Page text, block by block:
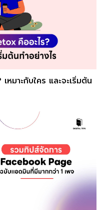
มาะกับใคร และจะเริ่มต้น